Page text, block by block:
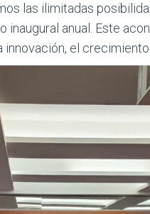
las ilimitadas
anual. Este
el